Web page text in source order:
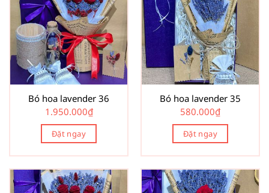
Bó hoa lavender 36
1.950.000₫
Đặt ngay
Bó hoa lavender 35
580.000₫
Đặt ngay